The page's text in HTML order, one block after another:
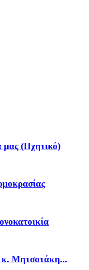
μας (Ηχητικό)
κ. Μητσοτάκη...